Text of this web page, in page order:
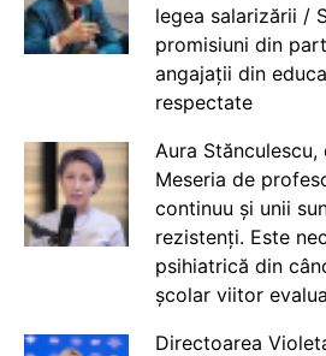
legea salarizării /
promisiuni din
angajații din
respectate
Aura
Meseria de
continuu și unii
rezistenți. Este
psihiatrică din
școlar viitor
Directoarea